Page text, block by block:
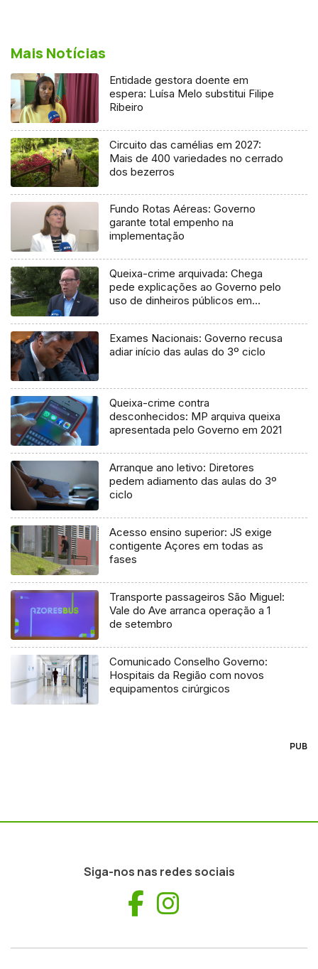
Mais Notícias
Entidade gestora doente em
espera: Luísa Melo substitui Filipe
Ribeiro
Circuito das camélias em 2027:
Mais de 400 variedades no cerrado
dos bezerros
Fundo Rotas Aéreas: Governo
garante total empenho na
implementação
Queixa-crime arquivada: Chega
pede explicações ao Governo pelo
uso de dinheiros públicos em
Exames Nacionais: Governo recusa
adiar início das aulas do 3º ciclo
Queixa-crime contra
desconhecidos: MP arquiva queixa
apresentada pelo Governo em 2021
Arranque ano letivo: Diretores
pedem adiamento das aulas do 3º
ciclo
Acesso ensino superior: JS exige
contigente Açores em todas as
fases
Transporte passageiros São Miguel:
Vale do Ave arranca operação a 1
de setembro
Comunicado Conselho Governo:
Hospitais da Região com novos
equipamentos cirúrgicos
PUB
Siga-nos nas redes sociais
Facebook